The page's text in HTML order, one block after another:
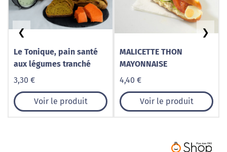
Le Tonique, pain santé
aux légumes tranché
3,30 €
Voir le produit
MALICETTE THON
MAYONNAISE
4,40 €
Voir le produit
❮ ❯